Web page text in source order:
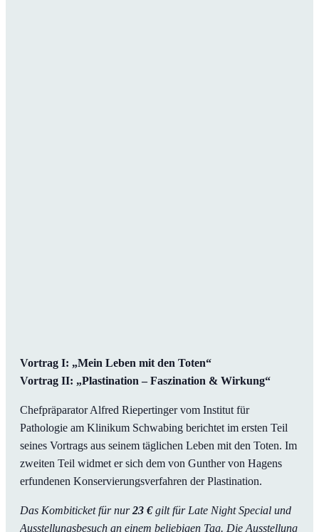
Vortrag I: „Mein Leben mit den Toten“
Vortrag II: „Plastination – Faszination & Wirkung“
Chefpräparator Alfred Riepertinger vom Institut für
Pathologie am Klinikum Schwabing berichtet im ersten Teil
seines Vortrags aus seinem täglichen Leben mit den Toten. Im
zweiten Teil widmet er sich dem von Gunther von Hagens
erfundenen Konservierungsverfahren der Plastination.
Das Kombiticket für nur23 €gilt für Late Night Special und
Ausstellungsbesuch an einem beliebigen Tag. Die Ausstellung